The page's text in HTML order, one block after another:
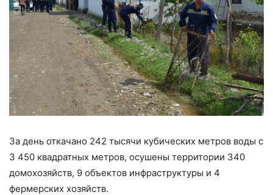
За день откачано 242 тысячи кубических метров воды с
3 450 квадратных метров, осушены территории 340
домохозяйств, 9 объектов инфраструктуры и 4
фермерских хозяйств.